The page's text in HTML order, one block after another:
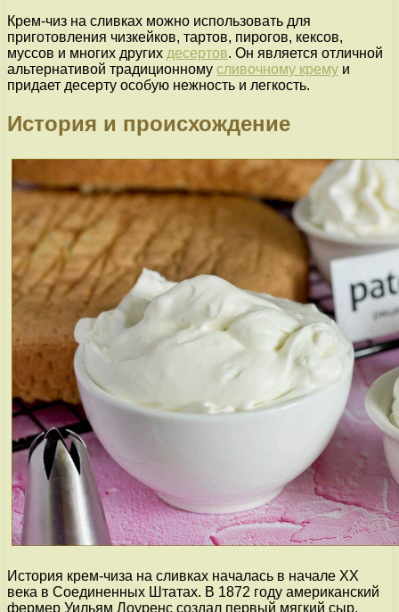
Крем-чиз на сливках можно использовать для
приготовления чизкейков, тартов, пирогов, кексов,
муссов и многих других десертов. Он является отличной
альтернативой традиционному сливочному крему и
придает десерту особую нежность и легкость.
История и происхождение
История крем-чиза на сливках началась в начале XX
века в Соединенных Штатах. В 1872 году американский
фермер Уильям Лоуренс создал первый мягкий сыр,